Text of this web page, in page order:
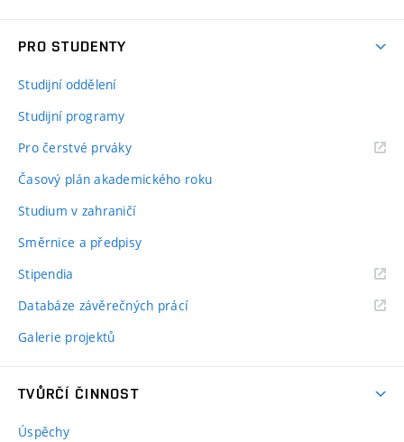
PRO STUDENTY
Studijní oddělení
Studijní programy
Pro čerstvé prváky
Časový plán akademického roku
Studium v zahraničí
Směrnice a předpisy
Stipendia
Databáze závěrečných prácí
Galerie projektů
TVŮRČÍ ČINNOST
Úspěchy